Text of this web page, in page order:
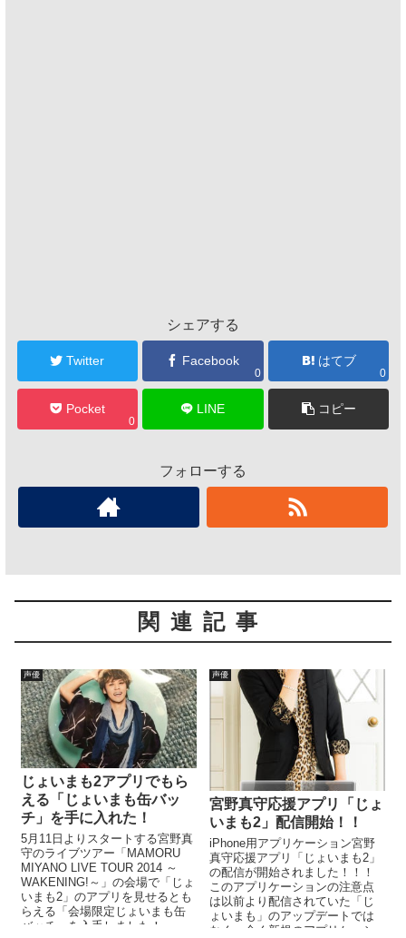
シェアする
Twitter Facebook
0
はてブ
0
Pocket
0
LINE コピー
フォローする
関連記事
声優
じょいまも2アプリでもら
える「じょいまも缶バッ
チ」を手に入れた！
5月11日よりスタートする宮野真
守のライブツアー「MAMORU
MIYANO LIVE TOUR 2014 ～
WAKENING!～」の会場で「じょ
いまも2」のアプリを見せるとも
らえる「会場限定じょいまも缶
バッチ」を入手しました！ ...
声優
宮野真守応援アプリ「じょ
いまも2」配信開始！！
iPhone用アプリケーション宮野
真守応援アプリ「じょいまも2」
の配信が開始されました！！！
このアプリケーションの注意点
は以前より配信されていた「じ
ょいまも」のアップデートでは
なく、全く新規のアプリケーシ